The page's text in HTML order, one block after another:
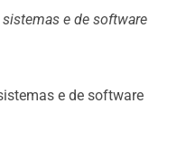
e de software
e de software